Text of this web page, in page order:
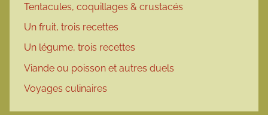
Tentacules, coquillages & crustacés
Un fruit, trois recettes
Un légume, trois recettes
Viande ou poisson et autres duels
Voyages culinaires